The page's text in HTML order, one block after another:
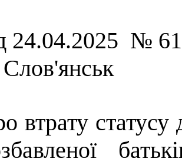
24.04.2025 №
втрату статусу